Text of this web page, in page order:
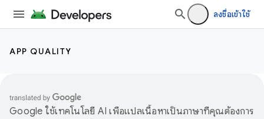
ลงชื่อเข้าใช้
APP QUALITY
Google ใช้เทคโนโลยี AI เพื่อแปลเนื้อหาเป็นภาษาที่คุณต้องการ